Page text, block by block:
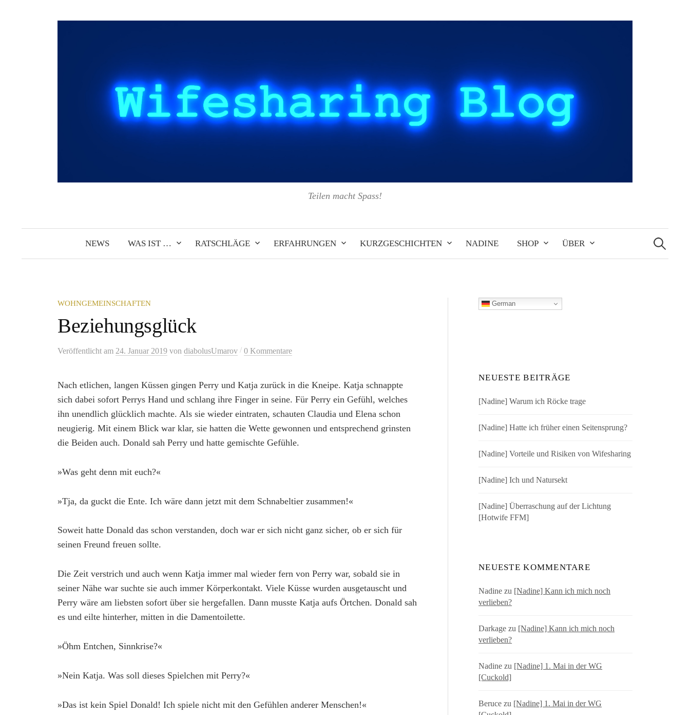
Teilen macht Spass!
NEWS WAS IST … RATSCHLÄGE ERFAHRUNGEN KURZGESCHICHTEN NADINE SHOP ÜBER
Suchen
nach:
WOHNGEMEINSCHAFTEN
Beziehungsglück
Veröffentlicht am 24. Januar 2019 von diabolusUmarov / 0 Kommentare
Nach etlichen, langen Küssen gingen Perry und Katja zurück in die Kneipe. Katja schnappte
sich dabei sofort Perrys Hand und schlang ihre Finger in seine. Für Perry ein Gefühl, welches
ihn unendlich glücklich machte. Als sie wieder eintraten, schauten Claudia und Elena schon
neugierig. Mit einem Blick war klar, sie hatten die Wette gewonnen und entsprechend grinsten
die Beiden auch. Donald sah Perry und hatte gemischte Gefühle.
»Was geht denn mit euch?«
»Tja, da guckt die Ente. Ich wäre dann jetzt mit dem Schnabeltier zusammen!«
Soweit hatte Donald das schon verstanden, doch war er sich nicht ganz sicher, ob er sich für
seinen Freund freuen sollte.
Die Zeit verstrich und auch wenn Katja immer mal wieder fern von Perry war, sobald sie in
seiner Nähe war suchte sie auch immer Körperkontakt. Viele Küsse wurden ausgetauscht und
Perry wäre am liebsten sofort über sie hergefallen. Dann musste Katja aufs Örtchen. Donald sah
es und eilte hinterher, mitten in die Damentoilette.
»Öhm Entchen, Sinnkrise?«
»Nein Katja. Was soll dieses Spielchen mit Perry?«
»Das ist kein Spiel Donald! Ich spiele nicht mit den Gefühlen anderer Menschen!«
German
NEUESTE BEITRÄGE
[Nadine] Warum ich Röcke trage
[Nadine] Hatte ich früher einen Seitensprung?
[Nadine] Vorteile und Risiken von Wifesharing
[Nadine] Ich und Natursekt
[Nadine] Überraschung auf der Lichtung
[Hotwife FFM]
NEUESTE KOMMENTARE
Nadine zu [Nadine] Kann ich mich noch
verlieben?
Darkage zu [Nadine] Kann ich mich noch
verlieben?
Nadine zu [Nadine] 1. Mai in der WG
[Cuckold]
Beruce zu [Nadine] 1. Mai in der WG